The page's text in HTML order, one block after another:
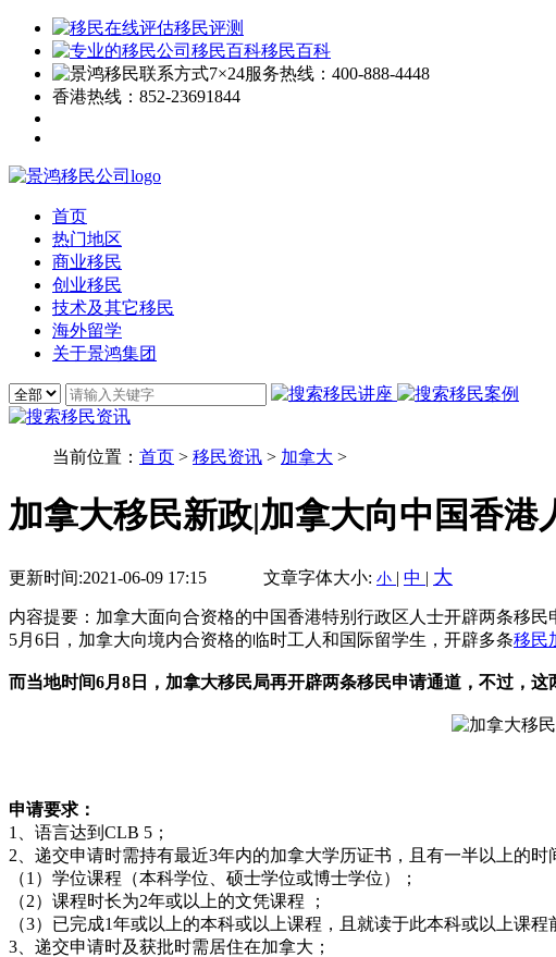
移民评测
移民百科
7×24服务热线： 400-888-4448
香港热线： 852-23691844
首页
热门地区
商业移民
创业移民
技术及其它移民
海外留学
关于景鸿集团
当前位置： 首页 > 移民资讯 > 加拿大 >
加拿大移民新政|加拿大向中国香
更新时间:2021-06-09 17:15 文章字体大小: 小 | 中 | 大
内容提要：加拿大面向合资格的中国香港特别行政区人士开辟两条移民
5月6日，加拿大向境内合资格的临时工人和国际留学生，开辟多条移民
而当地时间6月8日，加拿大移民局再开辟两条移民申请通道，不过，
申请要求：
1、语言达到CLB 5；
2、递交申请时需持有最近3年内的加拿大学历证书，且有一半以上的时
（1）学位课程（本科学位、硕士学位或博士学位）；
（2）课程时长为2年或以上的文凭课程 ；
（3）已完成1年或以上的本科或以上课程，且就读于此本科或以上课
3、递交申请时及获批时需居住在加拿大；